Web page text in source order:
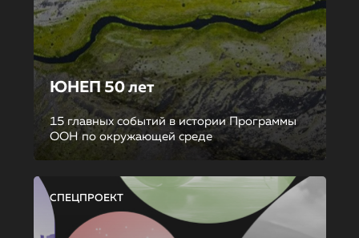
ЮНЕП 50 лет
15 главных событий в истории Программы
ООН по окружающей среде
СПЕЦПРОЕКТ